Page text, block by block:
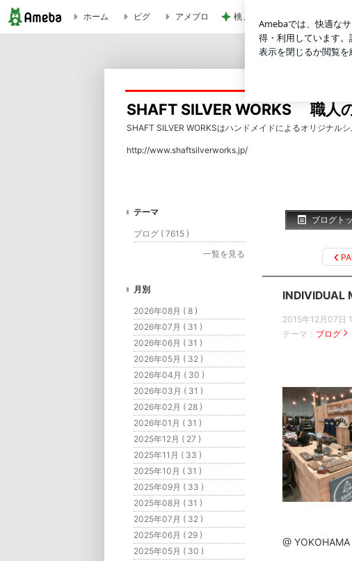
INDIVIDUAL MOVEMENT Tour ２０１５ Vol.17 | SHAFT SILVER
ホーム ピグ アメブロ 桃 息子2人が取り合うママの隣
SHAFT SILVER WORKS 職人
SHAFT SILVER WORKSはハンドメイドによるオリジナル
http://www.shaftsilverworks.jp/
ブログト
INDIVIDUAL
2015年12月07日
テーマ： ブログ
@
テーマ
ブログ ( 7615 )
一覧を見る
月別
2026年08月 ( 8 )
2026年07月 ( 31 )
2026年06月 ( 31 )
2026年05月 ( 32 )
2026年04月 ( 30 )
2026年03月 ( 31 )
2026年02月 ( 28 )
2026年01月 ( 31 )
2025年12月 ( 27 )
2025年11月 ( 33 )
2025年10月 ( 31 )
2025年09月 ( 33 )
2025年08月 ( 31 )
2025年07月 ( 32 )
2025年06月 ( 29 )
2025年05月 ( 30 )